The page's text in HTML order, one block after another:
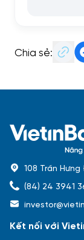
Chia sẻ:
108 Trần
(84) 24 3941
Kết nối với